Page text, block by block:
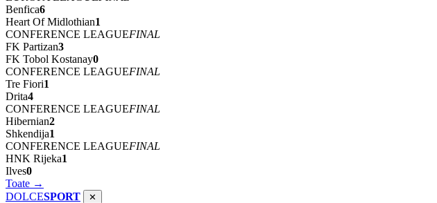
Benfica6
Heart Of Midlothian1
CONFERENCE LEAGUEFINAL
FK Partizan3
FK Tobol Kostanay0
CONFERENCE LEAGUEFINAL
Tre Fiori1
Drita4
CONFERENCE LEAGUEFINAL
Hibernian2
Shkendija1
CONFERENCE LEAGUEFINAL
HNK Rijeka1
Ilves0
Toate →
DOLCESPORT ✕